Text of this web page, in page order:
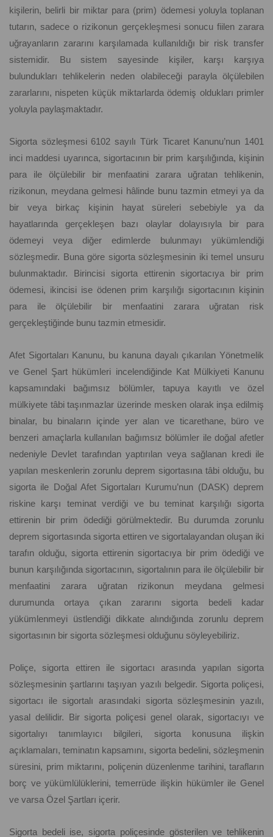
kişilerin, belirli bir miktar para (prim) ödemesi yoluyla toplanan
tutarın, sadece o rizikonun gerçekleşmesi sonucu fiilen zarara
uğrayanların zararını karşılamada kullanıldığı bir risk transfer
sistemidir. Bu sistem sayesinde kişiler, karşı karşıya
bulundukları tehlikelerin neden olabileceği parayla ölçülebilen
zararlarını, nispeten küçük miktarlarda ödemiş oldukları primler
yoluyla paylaşmaktadır.
Sigorta sözleşmesi 6102 sayılı Türk Ticaret Kanunu’nun 1401
inci maddesi uyarınca, sigortacının bir prim karşılığında, kişinin
para ile ölçülebilir bir menfaatini zarara uğratan tehlikenin,
rizikonun, meydana gelmesi hâlinde bunu tazmin etmeyi ya da
bir veya birkaç kişinin hayat süreleri sebebiyle ya da
hayatlarında gerçekleşen bazı olaylar dolayısıyla bir para
ödemeyi veya diğer edimlerde bulunmayı yükümlendiği
sözleşmedir. Buna göre sigorta sözleşmesinin iki temel unsuru
bulunmaktadır. Birincisi sigorta ettirenin sigortacıya bir prim
ödemesi, ikincisi ise ödenen prim karşılığı sigortacının kişinin
para ile ölçülebilir bir menfaatini zarara uğratan risk
gerçekleştiğinde bunu tazmin etmesidir.
Afet Sigortaları Kanunu, bu kanuna dayalı çıkarılan Yönetmelik
ve Genel Şart hükümleri incelendiğinde Kat Mülkiyeti Kanunu
kapsamındaki bağımsız bölümler, tapuya kayıtlı ve özel
mülkiyete tâbi taşınmazlar üzerinde mesken olarak inşa edilmiş
binalar, bu binaların içinde yer alan ve ticarethane, büro ve
benzeri amaçlarla kullanılan bağımsız bölümler ile doğal afetler
nedeniyle Devlet tarafından yaptırılan veya sağlanan kredi ile
yapılan meskenlerin zorunlu deprem sigortasına tâbi olduğu, bu
sigorta ile Doğal Afet Sigortaları Kurumu’nun (DASK) deprem
riskine karşı teminat verdiği ve bu teminat karşılığı sigorta
ettirenin bir prim ödediği görülmektedir. Bu durumda zorunlu
deprem sigortasında sigorta ettiren ve sigortalayandan oluşan iki
tarafın olduğu, sigorta ettirenin sigortacıya bir prim ödediği ve
bunun karşılığında sigortacının, sigortalının para ile ölçülebilir bir
menfaatini zarara uğratan rizikonun meydana gelmesi
durumunda ortaya çıkan zararını sigorta bedeli kadar
yükümlenmeyi üstlendiği dikkate alındığında zorunlu deprem
sigortasının bir sigorta sözleşmesi olduğunu söyleyebiliriz.
Poliçe, sigorta ettiren ile sigortacı arasında yapılan sigorta
sözleşmesinin şartlarını taşıyan yazılı belgedir. Sigorta poliçesi,
sigortacı ile sigortalı arasındaki sigorta sözleşmesinin yazılı,
yasal delilidir. Bir sigorta poliçesi genel olarak, sigortacıyı ve
sigortalıyı tanımlayıcı bilgileri, sigorta konusuna ilişkin
açıklamaları, teminatın kapsamını, sigorta bedelini, sözleşmenin
süresini, prim miktarını, poliçenin düzenlenme tarihini, tarafların
borç ve yükümlülüklerini, temerrüde ilişkin hükümler ile Genel
ve varsa Özel Şartları içerir.
Sigorta bedeli ise, sigorta poliçesinde gösterilen ve tehlikenin